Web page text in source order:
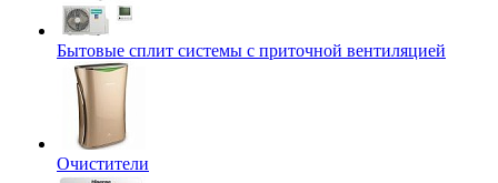
Бытовые сплит системы с приточной вентиляцией
Очистители